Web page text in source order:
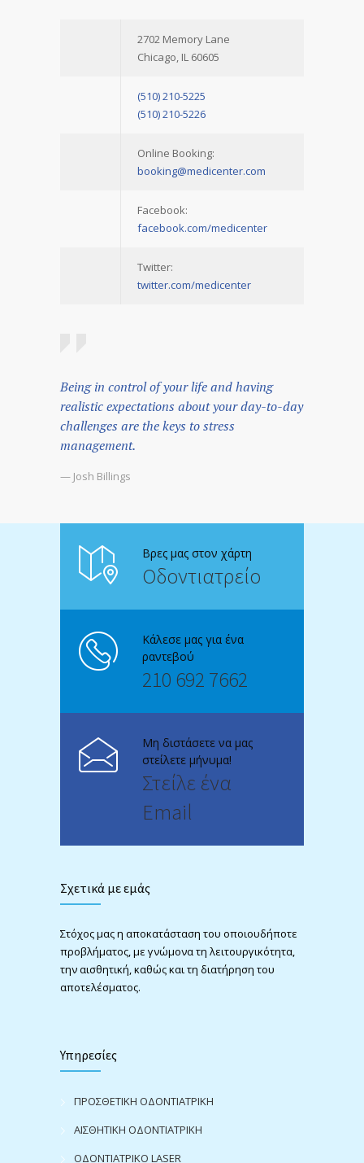
2702 Memory Lane
Chicago, IL 60605
(510) 210-5225
(510) 210-5226
Online Booking:
booking@medicenter.com
Facebook:
facebook.com/medicenter
Twitter:
twitter.com/medicenter
Being in control of your life and having
realistic expectations about your day-to-day
challenges are the keys to stress
management.
— Josh Billings
Βρες μας στον χάρτη
Οδοντιατρείο
Κάλεσε μας για ένα
ραντεβού
210 692 7662
Μη διστάσετε να μας
στείλετε μήνυμα!
Στείλε ένα
Email
Σχετικά με εμάς
Στόχος μας η αποκατάσταση του οποιουδήποτε
προβλήματος, με γνώμονα τη λειτουργικότητα,
την αισθητική, καθώς και τη διατήρηση του
αποτελέσματος.
Υπηρεσίες
ΠΡΟΣΘΕΤΙΚΗ ΟΔΟΝΤΙΑΤΡΙΚΗ
ΑΙΣΘΗΤΙΚΗ ΟΔΟΝΤΙΑΤΡΙΚΗ
ΟΔΟΝΤΙΑΤΡΙΚΟ LASER